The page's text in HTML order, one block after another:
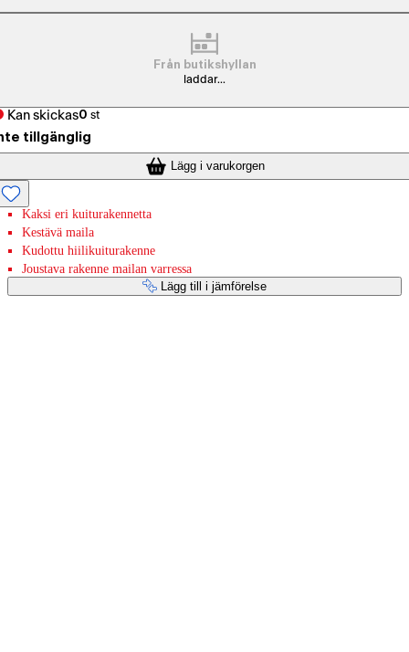
Från butikshyllan
laddar...
Kan skickas0 st
tillgänglig
Lägg i varukorgen
Kaksi eri kuiturakennetta
Kestävä maila
Kudottu hiilikuiturakenne
Joustava rakenne mailan varressa
Lägg till i jämförelse